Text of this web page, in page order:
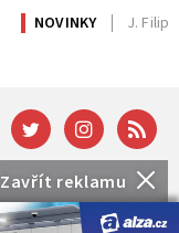
Zavřít reklamu
NOVINKY J. Filip